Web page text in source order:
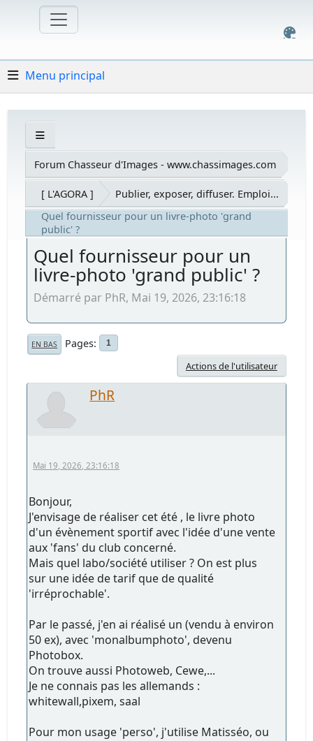
Menu principal
Forum Chasseur d'Images - www.chassimages.com
[ L'AGORA ]
Publier, exposer, diffuser. Emploi...
Quel fournisseur pour un livre-photo 'grand
public' ?
Quel fournisseur pour un
livre-photo 'grand public' ?
Démarré par PhR, Mai 19, 2026, 23:16:18
EN BAS Pages 1
Actions de l'utilisateur
PhR
Mai 19, 2026, 23:16:18
Bonjour,
J'envisage de réaliser cet été , le livre photo
d'un évènement sportif avec l'idée d'une vente
aux 'fans' du club concerné.
Mais quel labo/société utiliser ? On est plus
sur une idée de tarif que de qualité
'irréprochable'.
Par le passé, j'en ai réalisé un (vendu à environ
50 ex), avec 'monalbumphoto', devenu
Photobox.
On trouve aussi Photoweb, Cewe,...
Je ne connais pas les allemands :
whitewall,pixem, saal
Pour mon usage 'perso', j'utilise Matisséo, ou